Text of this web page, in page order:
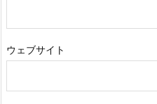
ウェブサイト